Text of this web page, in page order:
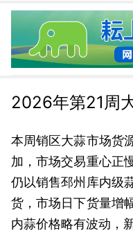
2026年第21周
本周销区大蒜市场货
加，市场交易重心正
仍以销售邳州库内级
货，市场日下货量增
内蒜价格略有波动，